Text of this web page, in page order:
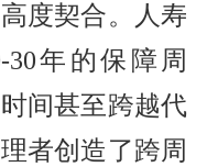
度契合。人寿
年的保障周
间甚至跨越代
者创造了跨周